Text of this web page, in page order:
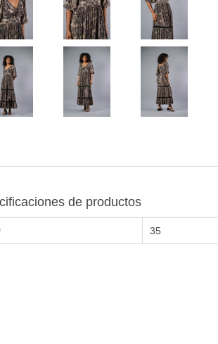
de productos
35